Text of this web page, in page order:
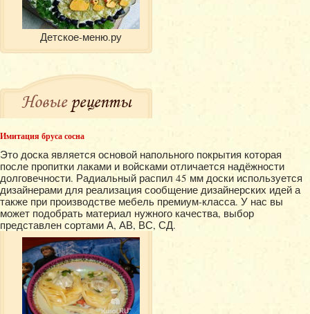
Детское-меню.ру
Новыерецепты
Имитация бруса сосна
Это доска является основой напольного покрытия которая
после пропитки лаками и войсками отличается надёжности
долговечности. Радиальный распил 45 мм доски используется
дизайнерами для реализация сообщение дизайнерских идей а
также при производстве мебель премиум-класса. У нас вы
может подобрать материал нужного качества, выбор
представлен сортами А, АВ, ВС, СД.